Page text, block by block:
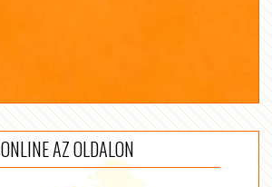
ONLINE AZ OLDALON